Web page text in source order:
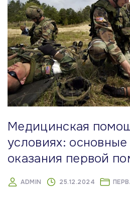
Медицинская
условиях:
оказания первой
ADMIN 25.12.2024